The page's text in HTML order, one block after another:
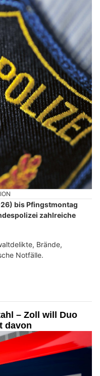
bis Pfingstmontag
zahlreiche
Brände,
Notfälle.
– Zoll will Duo
davon